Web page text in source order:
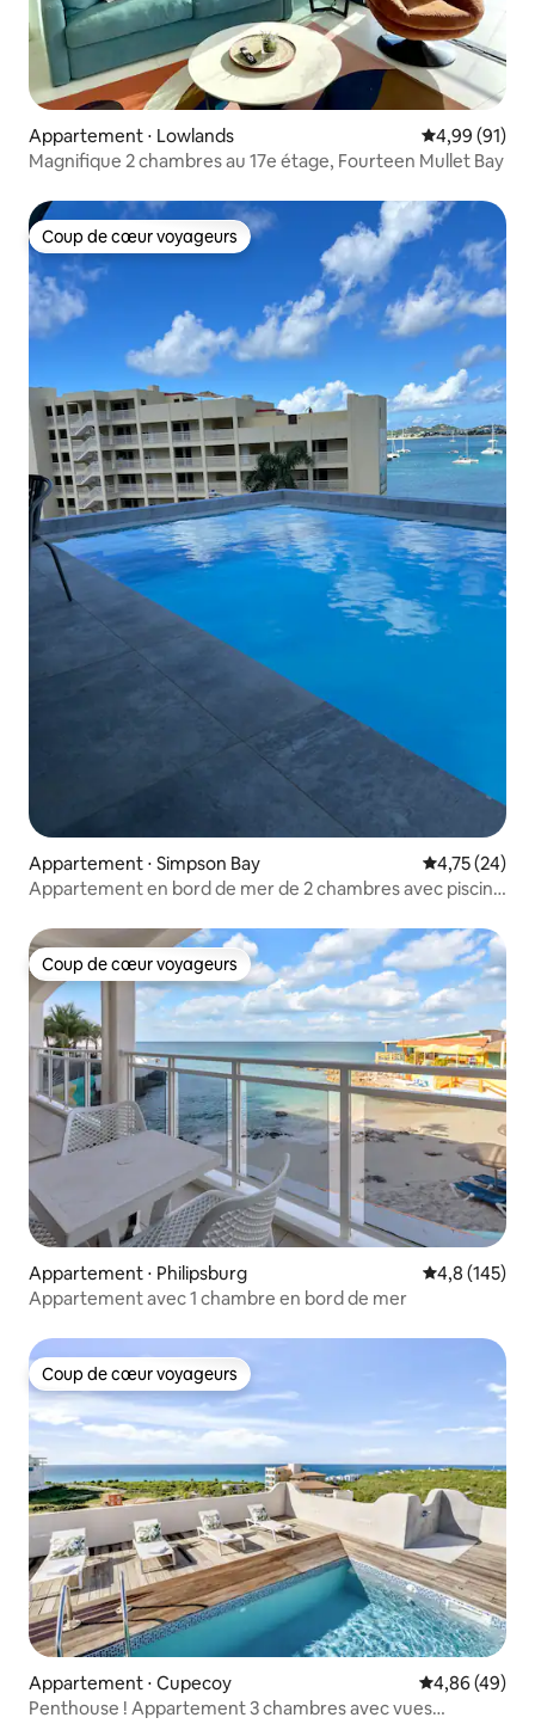
Appartement ⋅ Lowlands Évaluation
4,99 (91)
Magnifique 2 chambres au 17e étage, Fourteen Mullet Bay
Coup de cœur voyageurs
Coup de cœur voyageurs
Appartement ⋅ Simpson Bay Évaluation
4,75 (24)
Appartement en bord de mer de 2 chambres avec piscine
Coup de cœur voyageurs
Coup de cœur voyageurs
Appartement ⋅ Philipsburg Évaluation
4,8 (145)
Appartement avec 1 chambre en bord de mer
Coup de cœur voyageurs
Coup de cœur voyageurs
Appartement ⋅ Cupecoy Évaluation
4,86 (49)
Penthouse ! Appartement 3 chambres avec vues